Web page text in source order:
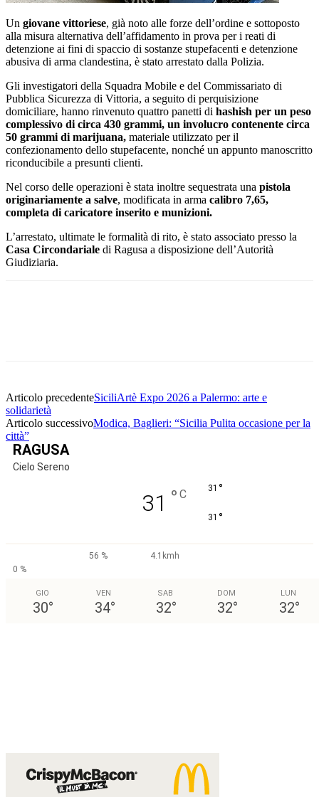
Un giovane vittoriese, già noto alle forze dell’ordine e sottoposto
alla misura alternativa dell’affidamento in prova per i reati di
detenzione ai fini di spaccio di sostanze stupefacenti e detenzione
abusiva di arma clandestina, è stato arrestato dalla Polizia.
Gli investigatori della Squadra Mobile e del Commissariato di
Pubblica Sicurezza di Vittoria, a seguito di perquisizione
domiciliare, hanno rinvenuto quattro panetti di hashish per un peso
complessivo di circa 430 grammi, un involucro contenente circa
50 grammi di marijuana, materiale utilizzato per il
confezionamento dello stupefacente, nonché un appunto manoscritto
riconducibile a presunti clienti.
Nel corso delle operazioni è stata inoltre sequestrata una pistola
originariamente a salve, modificata in arma calibro 7,65,
completa di caricatore inserito e munizioni.
L’arrestato, ultimate le formalità di rito, è stato associato presso la
Casa Circondariale di Ragusa a disposizione dell’Autorità
Giudiziaria.
Articolo precedenteSiciliArtè Expo 2026 a Palermo: arte e
solidarietà
Articolo successivoModica, Baglieri: “Sicilia Pulita occasione per la
città”
RAGUSA
Cielo Sereno
31 ° C 31 °
31 °
56 %
4.1kmh
0 %
GIO
30°
VEN
34°
SAB
32°
DOM
32°
LUN
32°